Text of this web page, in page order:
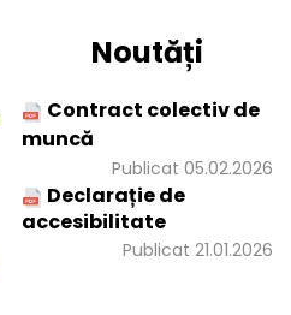
Noutăți
Contract colectiv de
muncă
Publicat 05.02.2026
Declarație de
accesibilitate
Publicat 21.01.2026